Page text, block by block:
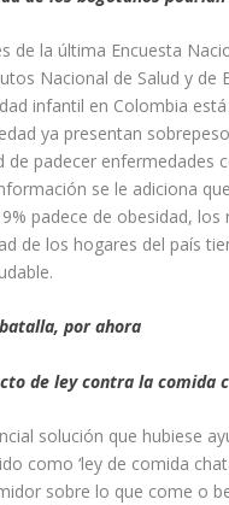
de la última Encuesta
Nacional de Salud y
infantil en Colombia
ya presentan
de padecer
se le adiciona
padece de obesidad,
de los hogares del país
por ahora
de ley contra la comida
solución que hubiese
como ‘ley de comida
sobre lo que come o